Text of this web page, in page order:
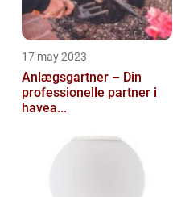
17 may 2023
Anlægsgartner – Din
professionelle partner i
havea...